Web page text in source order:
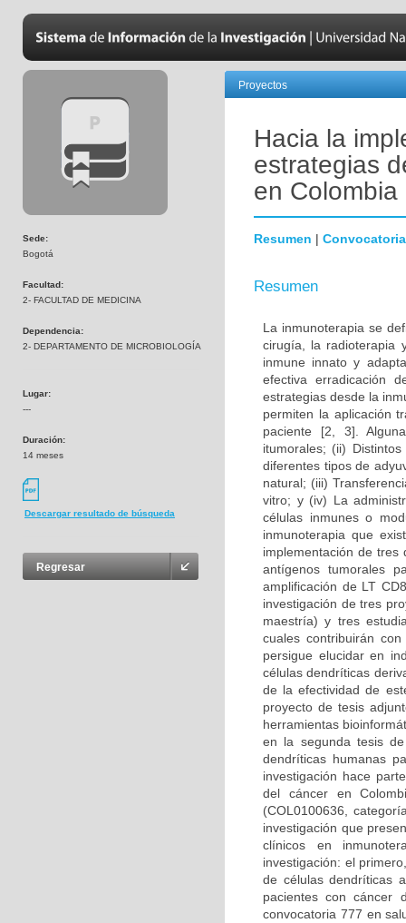
Sede:
Bogotá
Facultad:
2- FACULTAD DE MEDICINA
Dependencia:
2- DEPARTAMENTO DE MICROBIOLOGÍA
Lugar:
---
Duración:
14 meses
Descargar resultado de búsqueda
Regresar
Proyectos
Hacia la
estrategias
en Colombia
Resumen | Convocatoria
Resumen
La inmunoterapia se
cirugía, la radioterapia
inmune innato y
efectiva erradicación
estrategias desde la
permiten la aplicación
paciente [2, 3].
itumorales; (ii)
diferentes tipos de
natural; (iii)
vitro; y (iv) La
células inmunes o
inmunoterapia que
implementación de
antígenos tumorales
amplificación de LT
investigación de tres
maestría) y tres
cuales contribuirán
persigue elucidar en
células dendríticas
de la efectividad de
proyecto de tesis
herramientas
en la segunda tesis
dendríticas humanas
investigación hace
del cáncer en
(COL0100636,
investigación que
clínicos en
investigación: el
de células dendríticas
pacientes con cáncer
convocatoria 777 en